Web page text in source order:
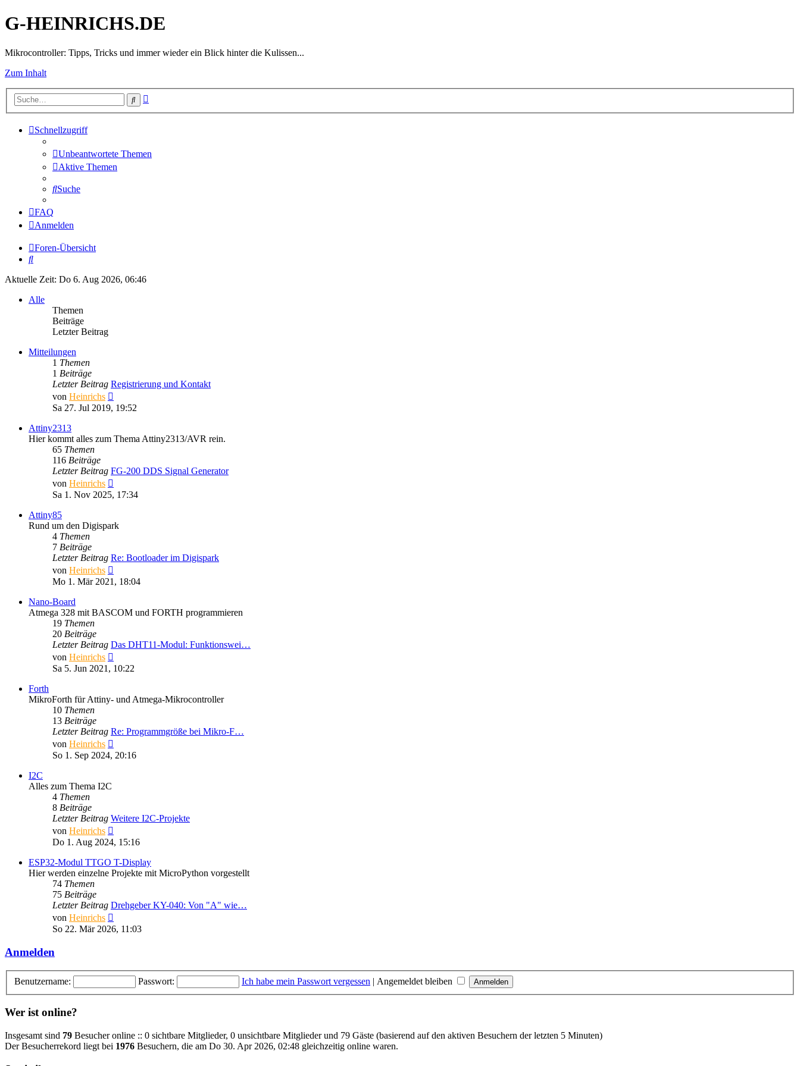
G-HEINRICHS.DE
Mikrocontroller: Tipps, Tricks und immer wieder ein Blick hinter die Kulissen...
Zum Inhalt
Suche
Schnellzugriff
Unbeantwortete Themen
Aktive Themen
Suche
FAQ
Anmelden
Foren-Übersicht
Suche
Aktuelle Zeit: Do 6. Aug 2026, 06:46
Alle
Themen
Beiträge
Letzter Beitrag
Mitteilungen
1 Themen
1 Beiträge
Letzter Beitrag Registrierung und Kontakt
von Heinrichs
Beitrag
Sa 27. Jul 2019, 19:52
Attiny2313
Hier kommt alles zum Thema Attiny2313/AVR rein.
65 Themen
116 Beiträge
Letzter Beitrag FG-200 DDS Signal Generator
von Heinrichs
Beitrag
Sa 1. Nov 2025, 17:34
Attiny85
Rund um den Digispark
4 Themen
7 Beiträge
Letzter Beitrag Re: Bootloader im Digispark
von Heinrichs
Beitrag
Mo 1. Mär 2021, 18:04
Nano-Board
Atmega 328 mit BASCOM und FORTH programmieren
19 Themen
20 Beiträge
Letzter Beitrag Das DHT11-Modul: Funktionswei…
von Heinrichs
Beitrag
Sa 5. Jun 2021, 10:22
Forth
MikroForth für Attiny- und Atmega-Mikrocontroller
10 Themen
13 Beiträge
Letzter Beitrag Re: Programmgröße bei Mikro-F…
von Heinrichs
Beitrag
So 1. Sep 2024, 20:16
I2C
Alles zum Thema I2C
4 Themen
8 Beiträge
Letzter Beitrag Weitere I2C-Projekte
von Heinrichs
Beitrag
Do 1. Aug 2024, 15:16
ESP32-Modul TTGO T-Display
Hier werden einzelne Projekte mit MicroPython vorgestellt
74 Themen
75 Beiträge
Letzter Beitrag Drehgeber KY-040: Von "A" wie…
von Heinrichs
Beitrag
So 22. Mär 2026, 11:03
Anmelden
Benutzername: Passwort: Ich habe mein Passwort vergessen | Angemeldet bleiben
Wer ist online?
Insgesamt sind 79 Besucher online :: 0 sichtbare Mitglieder, 0 unsichtbare Mitglieder und 79 Gäste (basierend auf den aktiven Besuchern der letzten 5 Minuten)
Der Besucherrekord liegt bei 1976 Besuchern, die am Do 30. Apr 2026, 02:48 gleichzeitig online waren.